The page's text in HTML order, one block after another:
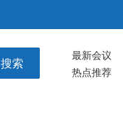
搜索 最新会议
热点推荐